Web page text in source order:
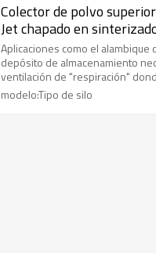
Colector de polvo
Jet chapado en
Aplicaciones como el alambique
depósito de almacenamiento
ventilación de "respiración"
modelo:Tipo de silo